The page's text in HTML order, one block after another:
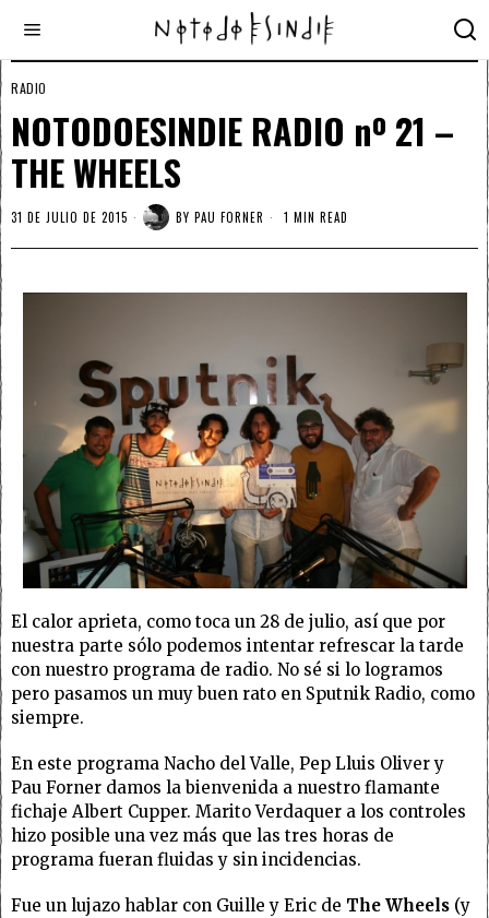
RADIO
NOTODOESINDIE RADIO nº 21 –
THE WHEELS
31 DE JULIO DE 2015 BY PAU FORNER 1 MIN READ
El calor aprieta, como toca un 28 de julio, así que por
nuestra parte sólo podemos intentar refrescar la tarde
con nuestro programa de radio. No sé si lo logramos
pero pasamos un muy buen rato en Sputnik Radio, como
siempre.
En este programa Nacho del Valle, Pep Lluis Oliver y
Pau Forner damos la bienvenida a nuestro flamante
fichaje Albert Cupper. Marito Verdaquer a los controles
hizo posible una vez más que las tres horas de
programa fueran fluidas y sin incidencias.
Fue un lujazo hablar con Guille y Eric de The Wheels (y